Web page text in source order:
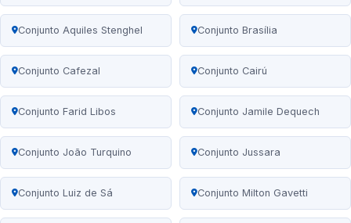
Conjunto Aquiles Stenghel Conjunto Brasília
Conjunto Cafezal Conjunto Cairú
Conjunto Farid Libos Conjunto Jamile Dequech
Conjunto João Turquino Conjunto Jussara
Conjunto Luiz de Sá Conjunto Milton Gavetti